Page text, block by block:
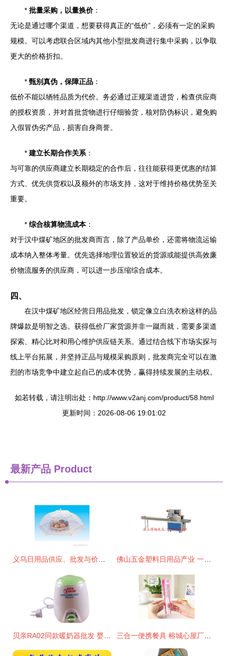
* 批量采购，以量换价：
无论是通过哪个渠道，想要获得真正的“低价”，必须有一定的采购
规模。可以考虑联合区域内其他小型批发商进行集中采购，以争取
更大的价格折扣。
* 甄别真伪，保障正品 ：
低价不能以牺牲品质为代价。务必通过正规渠道进货，检查供应商
的授权资质，并对首批货物进行仔细验货，核对防伪标识，避免购
入假冒伪劣产品，损害自身商誉。
* 建立长期合作关系 ：
与可靠的供应商建立长期稳定的合作后，往往能获得更优惠的结算
方式、优先供货权以及额外的市场支持，这对于维持价格优势至关
重要。
* 综合核算物流成本：
对于汉中煤矿地区的批发商而言，除了产品单价，还需将物流运输
成本纳入整体考量。优先选择地理位置较近的货源或能提供高效廉
价物流服务的供应商，可以进一步压缩综合成本。
四、
在汉中煤矿地区经营日用品批发，锁定像立白洗衣粉这样的品
牌爆款是明智之选。获得低价厂家货源并非一蹴而就，需要多渠道
探索、精心比对和用心维护供应链关系。通过结合线下市场实探与
线上平台拓展，并坚持正品与规模采购原则，批发商完全可以在激
烈的市场竞争中建立起自己的成本优势，赢得持续发展的主动权。
如若转载，请注明出处：http://www.v2anj.com/product/58.html
更新时间：2026-08-06 19:01:02
最新产品 Product